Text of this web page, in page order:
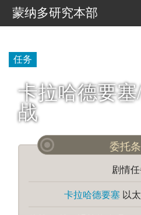
蒙纳多研究本部
任务
卡拉哈德要
战
委托
剧情
卡拉哈德要塞 以